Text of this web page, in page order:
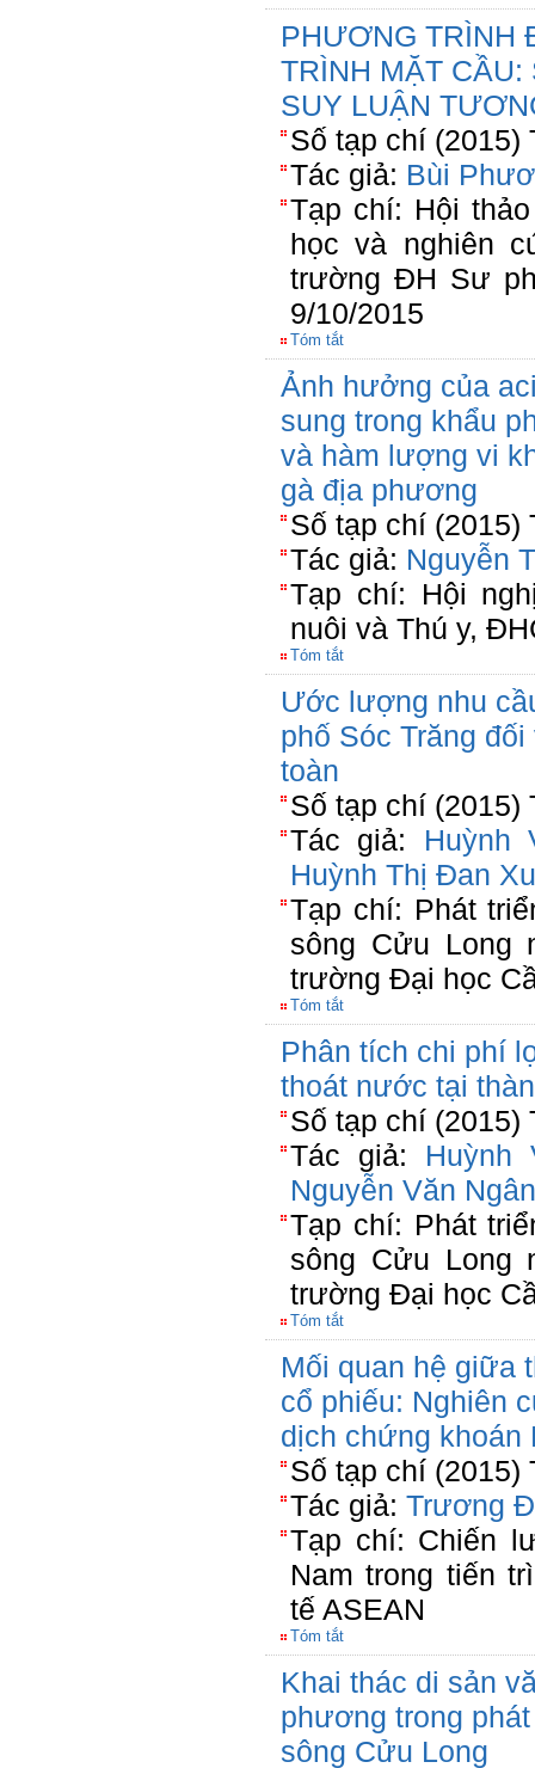
PHƯƠNG TRÌNH
TRÌNH MẶT
SUY LUẬN
Số tạp chí (2015)
Tác giả: Bùi
Tạp chí: Hội
học và nghiên
trường ĐH Sư
9/10/2015
Tóm tắt
Ảnh hưởng của
sung trong khẩu
và hàm lượng vi
gà địa phương
Số tạp chí (2015)
Tác giả: Nguyễn
Tạp chí: Hội
nuôi và Thú y,
Tóm tắt
Ước lượng nhu
phố Sóc Trăng
toàn
Số tạp chí (2015)
Tác giả: Huỳnh
Huỳnh Thị Đan
Tạp chí: Phát
sông Cửu Long
trường Đại học
Tóm tắt
Phân tích chi phí
thoát nước tại
Số tạp chí (2015)
Tác giả: Huỳnh
Nguyễn Văn Ngân
Tạp chí: Phát
sông Cửu Long
trường Đại học
Tóm tắt
Mối quan hệ giữa
cổ phiếu: Nghiên
dịch chứng khoán
Số tạp chí (2015)
Tác giả: Trương
Tạp chí: Chiến
Nam trong tiến
tế ASEAN
Tóm tắt
Khai thác di sản
phương trong
sông Cửu Long